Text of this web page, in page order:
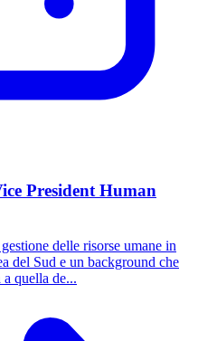
President Human
delle risorse umane in
del Sud e un background che
quella de...